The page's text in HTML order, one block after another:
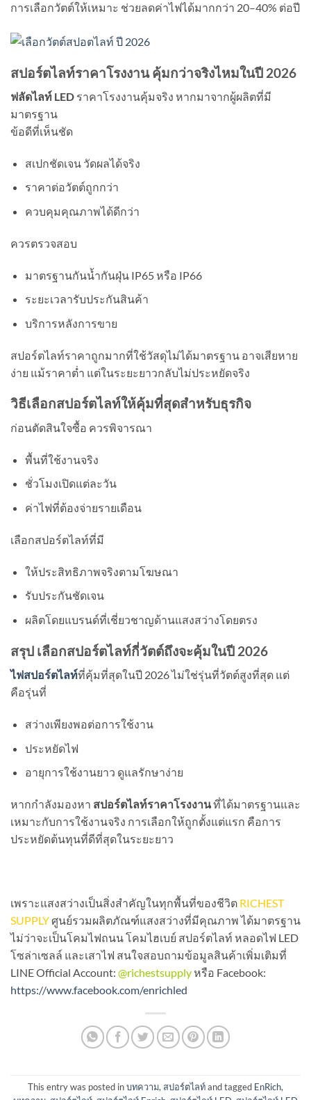
การเลือกวัตต์ให้เหมาะ ช่วยลดค่าไฟได้มากกว่า 20–40% ต่อปี
สปอร์ตไลท์ราคาโรงงาน คุ้มกว่าจริงไหมในปี 2026
ฟลัดไลท์ LED ราคาโรงงานคุ้มจริง หากมาจากผู้ผลิตที่มี
มาตรฐาน
ข้อดีที่เห็นชัด
สเปกชัดเจน วัดผลได้จริง
ราคาต่อวัตต์ถูกกว่า
ควบคุมคุณภาพได้ดีกว่า
ควรตรวจสอบ
มาตรฐานกันน้ำกันฝุ่น IP65 หรือ IP66
ระยะเวลารับประกันสินค้า
บริการหลังการขาย
สปอร์ตไลท์ราคาถูกมากที่ใช้วัสดุไม่ได้มาตรฐาน อาจเสียหาย
ง่าย แม้ราคาต่ำ แต่ในระยะยาวกลับไม่ประหยัดจริง
วิธีเลือกสปอร์ตไลท์ให้คุ้มที่สุดสำหรับธุรกิจ
ก่อนตัดสินใจซื้อ ควรพิจารณา
พื้นที่ใช้งานจริง
ชั่วโมงเปิดแต่ละวัน
ค่าไฟที่ต้องจ่ายรายเดือน
เลือกสปอร์ตไลท์ที่มี
ให้ประสิทธิภาพจริงตามโฆษณา
รับประกันชัดเจน
ผลิตโดยแบรนด์ที่เชี่ยวชาญด้านแสงสว่างโดยตรง
สรุป เลือกสปอร์ตไลท์กี่วัตต์ถึงจะคุ้มในปี 2026
ไฟสปอร์ตไลท์ที่คุ้มที่สุดในปี 2026 ไม่ใช่รุ่นที่วัตต์สูงที่สุด แต่
คือรุ่นที่
สว่างเพียงพอต่อการใช้งาน
ประหยัดไฟ
อายุการใช้งานยาว ดูแลรักษาง่าย
หากกำลังมองหา สปอร์ตไลท์ราคาโรงงานที่ได้มาตรฐานและ
เหมาะกับการใช้งานจริง การเลือกให้ถูกตั้งแต่แรก คือการ
ประหยัดต้นทุนที่ดีที่สุดในระยะยาว
เพราะแสงสว่างเป็นสิ่งสำคัญในทุกพื้นที่ของชีวิต RICHEST
SUPPLYศูนย์รวมผลิตภัณฑ์แสงสว่างที่มีคุณภาพ ได้มาตรฐาน
ไม่ว่าจะเป็นโคมไฟถนน โคมไฮเบย์ สปอร์ตไลท์ หลอดไฟ LED
โซล่าเซลล์ และเสาไฟ สนใจสอบถามข้อมูลสินค้าเพิ่มเติมที่
LINE Official Account: @richestsupplyหรือ Facebook:
https://www.facebook.com/enrichled
This entry was posted inบทความ, สปอร์ตไลท์and tagged EnRich,